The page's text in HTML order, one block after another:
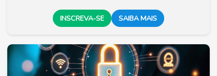
INSCREVA-SE SAIBA MAIS